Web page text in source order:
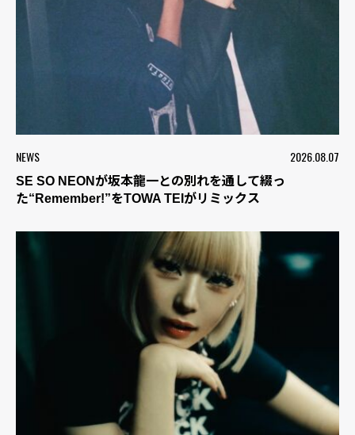
NEWS 2026.08.07
SE SO NEONが坂本龍一との別れを通して綴っ
た“Remember!”をTOWA TEIがリミックス